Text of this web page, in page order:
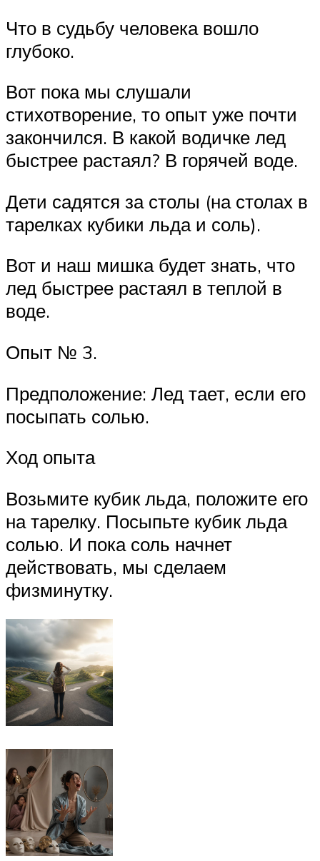
Что в судьбу человека вошло
глубоко.
Вот пока мы слушали
стихотворение, то опыт уже почти
закончился. В какой водичке лед
быстрее растаял? В горячей воде.
Дети садятся за столы (на столах в
тарелках кубики льда и соль).
Вот и наш мишка будет знать, что
лед быстрее растаял в теплой в
воде.
Опыт № 3.
Предположение: Лед тает, если его
посыпать солью.
Ход опыта
Возьмите кубик льда, положите его
на тарелку. Посыпьте кубик льда
солью. И пока соль начнет
действовать, мы сделаем
физминутку.